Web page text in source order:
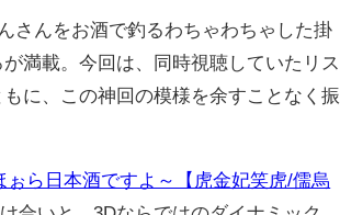
さんをお酒で釣るわちゃわちゃした掛
満載。今回は、同時視聴していたリス
に、この神回の模様を余すことなく振
ぉら日本酒ですよ～【虎金妃笑虎/儒烏